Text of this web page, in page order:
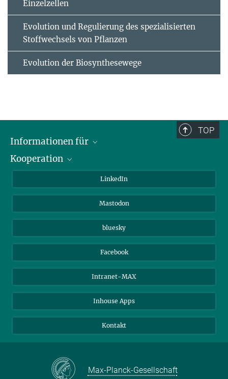
Einzelzellen
Evolution und Regulierung des spezialisierten
Stoffwechsels von Pflanzen
Evolution der Biosynthesewege
TOP
Informationen für
Journalisten
Kooperation
Max-Planck-Gesellschaft
Beutenberg Campus e.V.
LinkedIn
Mastodon
bluesky
Facebook
Intranet-MAX
Inhouse Apps
Kontakt
Max-Planck-Gesellschaft